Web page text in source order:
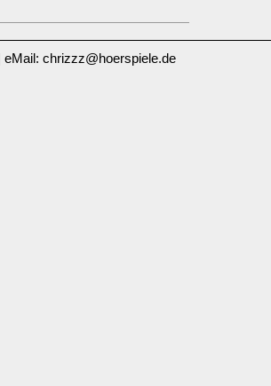
| eMail: chrizzz@hoerspiele.de